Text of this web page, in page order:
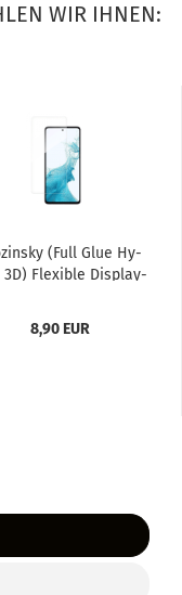
WIR IHNEN:
(Full Glue Hy­
3D) Fle­xi­ble Dis­play­
8,90 EUR